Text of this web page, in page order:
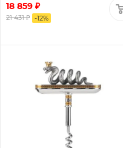
18 859 ₽
21 431 ₽ -12%